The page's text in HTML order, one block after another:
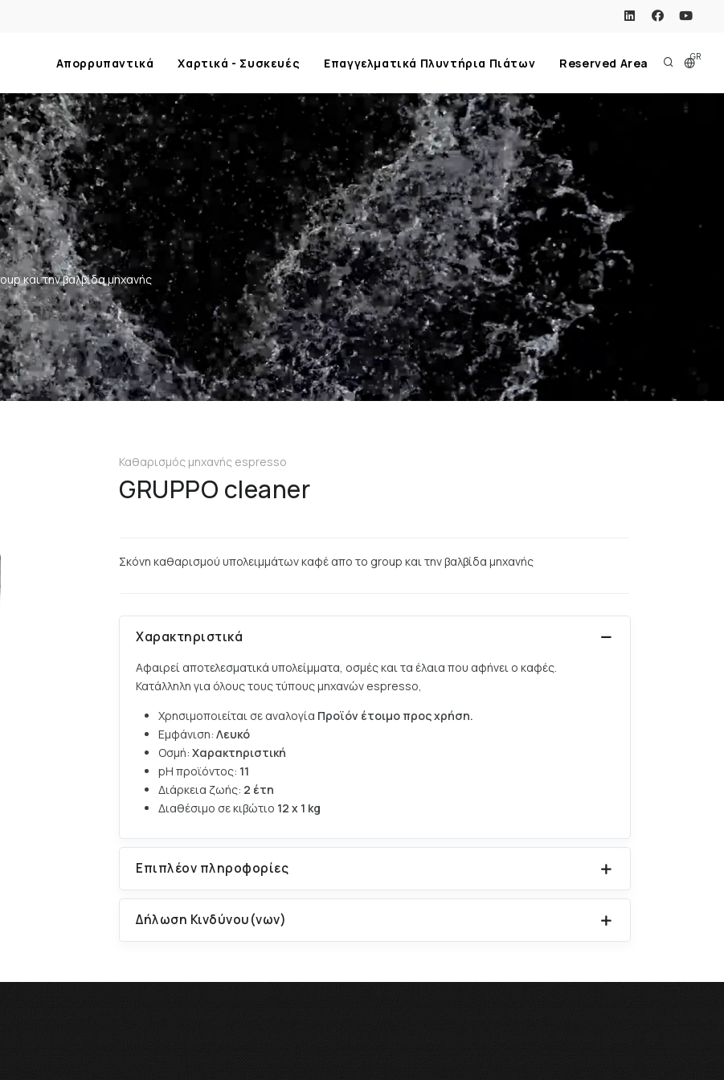
GR
Απορρυπαντικά Χαρτικά - Συσκευές Επαγγελματικά Πλυντήρια Πιάτων Reserved Area
και την βαλβίδα μηχανής
Καθαρισμός μηχανής espresso
GRUPPO cleaner
Σκόνη καθαρισμού υπολειμμάτων καφέ απο το group και την βαλβίδα μηχανής
Χαρακτηριστικά
Αφαιρεί αποτελεσματικά υπολείμματα, οσμές και τα έλαια που αφήνει ο καφές.
Κατάλληλη για όλους τους τύπους μηχανών espresso,
Χρησιμοποιείται σε αναλογία Προϊόν έτοιμο προς χρήση.
Εμφάνιση: Λευκό
Οσμή: Χαρακτηριστική
pH προϊόντος: 11
Διάρκεια ζωής: 2 έτη
Διαθέσιμο σε κιβώτιο 12 x 1 kg
Επιπλέον πληροφορίες
Δήλωση Κινδύνου(νων)